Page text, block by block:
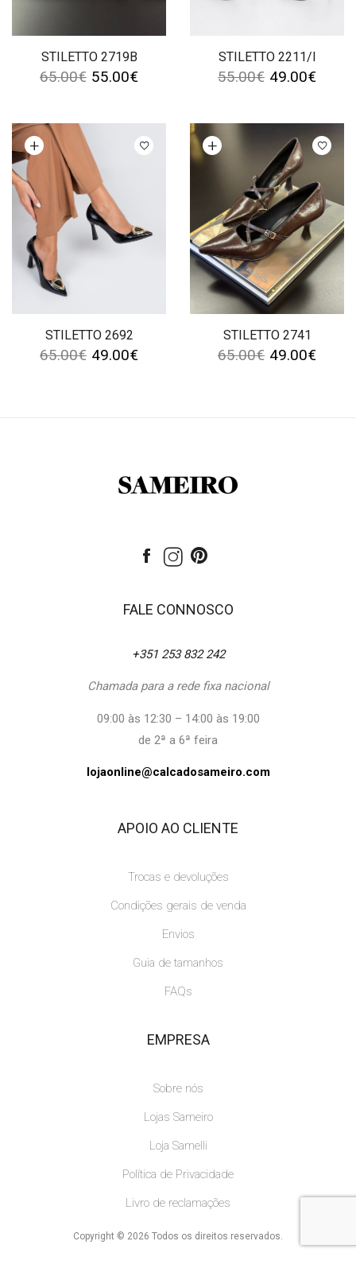
STILETTO 2719B
65.00€ 55.00€
STILETTO 2211/I
55.00€ 49.00€
STILETTO 2692
opções
65.00€ 49.00€
STILETTO 2741
Ver opções
65.00€ 49.00€
FALE CONNOSCO
+351 253 832 242
Chamada para a rede fixa nacional
09:00 às 12:30 – 14:00 às 19:00
de 2ª a 6ª feira
lojaonline@calcadosameiro.com
APOIO AO CLIENTE
Trocas e devoluções
Condições gerais de venda
Envios
Guia de tamanhos
FAQs
EMPRESA
Sobre nós
Lojas Sameiro
Loja Samelli
Política de Privacidade
Livro de reclamações
Copyright © 2026 Todos os direitos reservados.